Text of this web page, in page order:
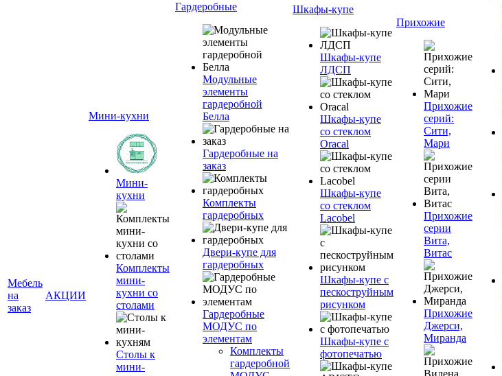
Мебель
на
заказ
АКЦИИ
Мини-кухни
Мини-
кухни
Комплекты
мини-
кухни со
столами
Столы к
мини-
Гардеробные
Модульные
элементы
гардеробной
Белла
Гардеробные на
заказ
Комплекты
гардеробных
Двери-купе для
гардеробных
Гардеробные
МОДУС по
элементам
Комплекты
гардеробной
Шкафы-купе
Шкафы-купе
ЛДСП
Шкафы-купе
со стеклом
Oracal
Шкафы-купе
со стеклом
Lacobel
Шкафы-купе с
пескоструйным
рисунком
Шкафы-купе с
фотопечатью
Прихожие
Прихожие
серий:
Сити,
Мари
Прихожие
серии
Вита,
Витас
Прихожие
Джерси,
Миранда